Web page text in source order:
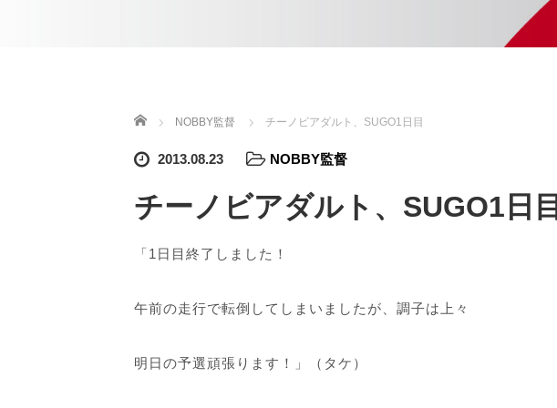
ホーム NOBBY監督 チーノビアダルト、SUGO1日目
2013.08.23 NOBBY監督
チーノビアダルト、SUGO1日目
「1日目終了しました！
午前の走行で転倒してしまいましたが、調子は上々
明日の予選頑張ります！」（タケ）